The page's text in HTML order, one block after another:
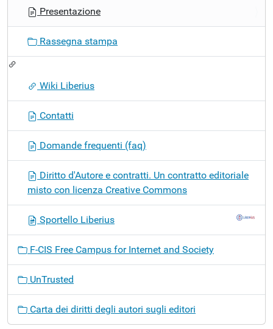
Presentazione
Rassegna stampa
Wiki Liberius
Contatti
Domande frequenti (faq)
Diritto d'Autore e contratti. Un contratto editoriale
misto con licenza Creative Commons
Sportello Liberius
F-CIS Free Campus for Internet and Society
UnTrusted
Carta dei diritti degli autori sugli editori